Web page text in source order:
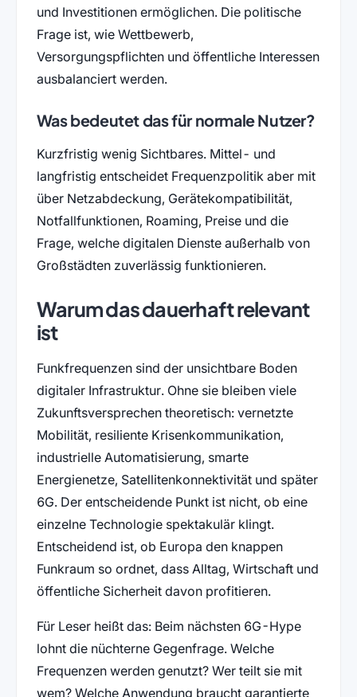
und Investitionen ermöglichen. Die politische
Frage ist, wie Wettbewerb,
Versorgungspflichten und öffentliche Interessen
ausbalanciert werden.
Was bedeutet das für normale Nutzer?
Kurzfristig wenig Sichtbares. Mittel- und
langfristig entscheidet Frequenzpolitik aber mit
über Netzabdeckung, Gerätekompatibilität,
Notfallfunktionen, Roaming, Preise und die
Frage, welche digitalen Dienste außerhalb von
Großstädten zuverlässig funktionieren.
Warum das dauerhaft relevant
ist
Funkfrequenzen sind der unsichtbare Boden
digitaler Infrastruktur. Ohne sie bleiben viele
Zukunftsversprechen theoretisch: vernetzte
Mobilität, resiliente Krisenkommunikation,
industrielle Automatisierung, smarte
Energienetze, Satellitenkonnektivität und später
6G. Der entscheidende Punkt ist nicht, ob eine
einzelne Technologie spektakulär klingt.
Entscheidend ist, ob Europa den knappen
Funkraum so ordnet, dass Alltag, Wirtschaft und
öffentliche Sicherheit davon profitieren.
Für Leser heißt das: Beim nächsten 6G-Hype
lohnt die nüchterne Gegenfrage. Welche
Frequenzen werden genutzt? Wer teilt sie mit
wem? Welche Anwendung braucht garantierte